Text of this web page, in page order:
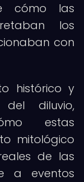
cómo las
los
con
histórico y
diluvio,
estas
mitológico
de las
a eventos